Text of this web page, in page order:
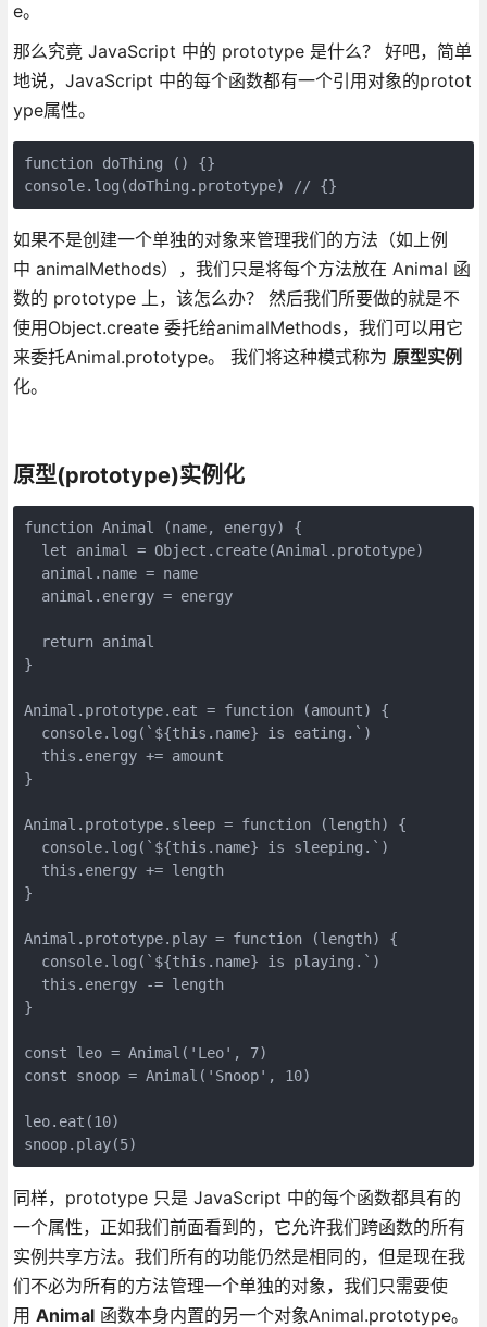
e。
那么究竟 JavaScript 中的 prototype 是什么？ 好吧，简单
地说，JavaScript 中的每个函数都有一个引用对象的protot
ype属性。
function doThing () {}
如果不是创建一个单独的对象来管理我们的方法（如上例
中 animalMethods），我们只是将每个方法放在 Animal 函
数的 prototype 上，该怎么办？ 然后我们所要做的就是不
使用Object.create 委托给animalMethods，我们可以用它
来委托Animal.prototype。 我们将这种模式称为 原型实例
化。
原型(prototype)实例化
function Animal (name, energy) {
  let animal = Object.create(Animal.prototype)
  animal.name = name
  animal.energy = energy
  return animal
}
Animal.prototype.eat = function (amount) {
  console.log(`${this.name} is eating.`)
  this.energy += amount
}
Animal.prototype.sleep = function (length) {
  console.log(`${this.name} is sleeping.`)
  this.energy += length
}
Animal.prototype.play = function (length) {
  console.log(`${this.name} is playing.`)
  this.energy -= length
}
const leo = Animal('Leo', 7)
const snoop = Animal('Snoop', 10)
leo.eat(10)
同样，prototype 只是 JavaScript 中的每个函数都具有的
一个属性，正如我们前面看到的，它允许我们跨函数的所有
实例共享方法。我们所有的功能仍然是相同的，但是现在我
们不必为所有的方法管理一个单独的对象，我们只需要使
用 Animal函数本身内置的另一个对象Animal.prototype。